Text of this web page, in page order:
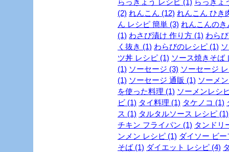
らっきょう レシピ (1) らっきょ
(2) れんこん (12) れんこん ひき
ん レシピ 簡単 (3) れんこんの
(1) わさび漬け 作り方 (1) わら
く抜き (1) わらびのレシピ (1)
ツ丼 レシピ (1) ソース焼きそば
(1) ソーセージ (3) ソーセージ
(1) ソーセージ 通販 (1) ソーメ
を使った料理 (1) ソーメンレシ
ビ (1) タイ料理 (1) タケノコ (1)
ス (1) タルタルソース レシピ (1)
チキン フライパン (1) タンドリ
ンメン レシピ (1) ダイソー ビ
そば (1) ダイエット レシピ (4)